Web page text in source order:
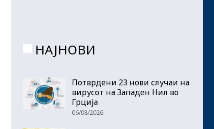
НАЈНОВИ
Потврдени 23 нови случаи на
вирусот на Западен Нил во
Грција
06/08/2026